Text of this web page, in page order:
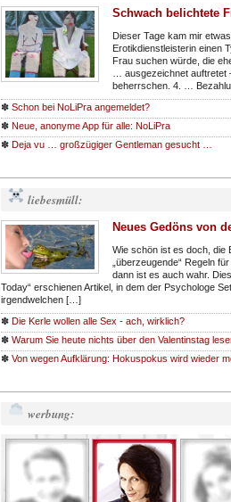
Schwach belichtete
Dieser Tage kam mir
Erotikdienstleisterin einen
Frau suchen würde, die
… ausgezeichnet
beherrschen. 4. …
✽ Schon bei NoLiPra angemeldet?
✽ Neue, anonyme App für alle: NoLiPra
✽ Deja vu … großzügiger Gentleman gesucht …
liebesmüll:
Neues Gedöns von
Wie schön ist es doch, die
„überzeugende“ Regeln
dann ist es auch wahr.
Today“ erschienen Artikel, in dem der Psychologe
irgendwelchen […]
✽ Die Kerle wollen alle Sex - ach, wirklich?
✽ Warum Sie heute nichts über den Valentinstag
✽ Von wegen Aufklärung: Hokuspokus wird wieder
werbung: